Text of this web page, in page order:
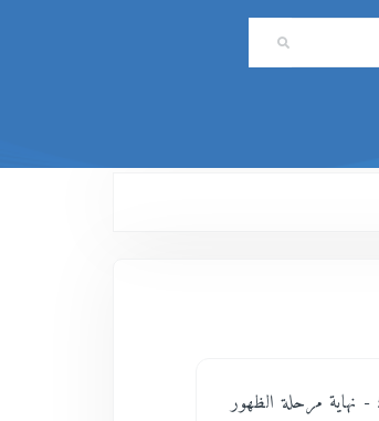
بانوراما الظهور المهدوي ح51 - نهاية مرحلة الظهور